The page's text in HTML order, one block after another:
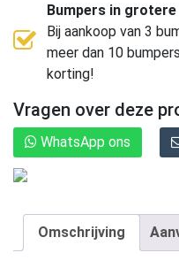
Bumpers in grotere
Bij aankoop van 3
meer dan 10
korting!
Vragen over deze
WhatsApp ons
Omschrijving